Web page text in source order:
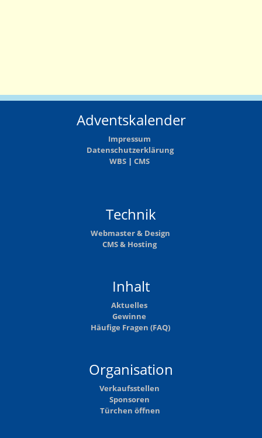
Adventskalender
Impressum
Datenschutzerklärung
WBS| CMS
Technik
Webmaster & Design
CMS & Hosting
Inhalt
Aktuelles
Gewinne
Häufige Fragen (FAQ)
Organisation
Verkaufsstellen
Sponsoren
Türchen öffnen